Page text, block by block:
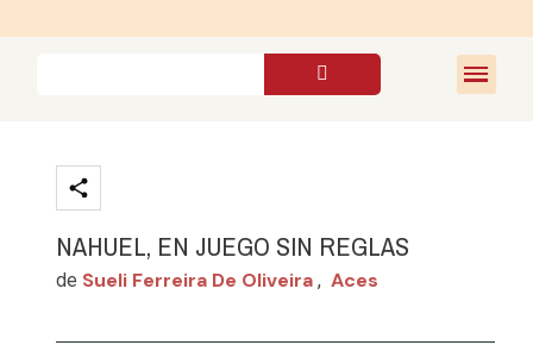
NAHUEL, EN JUEGO SIN REGLAS
de Sueli Ferreira De Oliveira , Aces